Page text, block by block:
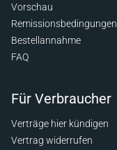
Vorschau
Remissionsbedingungen
Bestellannahme
FAQ
Für Verbraucher
Verträge hier kündigen
Vertrag widerrufen